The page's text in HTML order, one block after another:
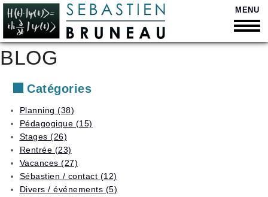
MENU
Retour
suis-
?
Présentation
vidéo
Contact
Soutien
Cours
personnalisés
Orientation
et
suivi
scolaire
Retour
Curriculum
Vitae
Quelques
chiffres
Secondaire
Supérieur
Retour
des
tarifs
Moyens
paiement
Retour
Disponibilités
un
horaire
BLOG
Catégories
Planning (38)
Pédagogique (15)
Stages (26)
Rentrée (23)
Vacances (27)
Sébastien / contact (12)
Divers / événements (5)